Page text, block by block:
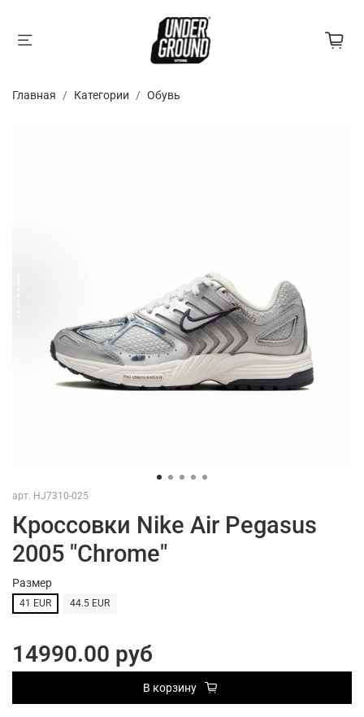
Главная Категории Обувь
арт. HJ7310-025
Кроссовки Nike Air Pegasus
2005 "Chrome"
Размер
41 EUR 44.5 EUR
14990.00 руб
В корзину